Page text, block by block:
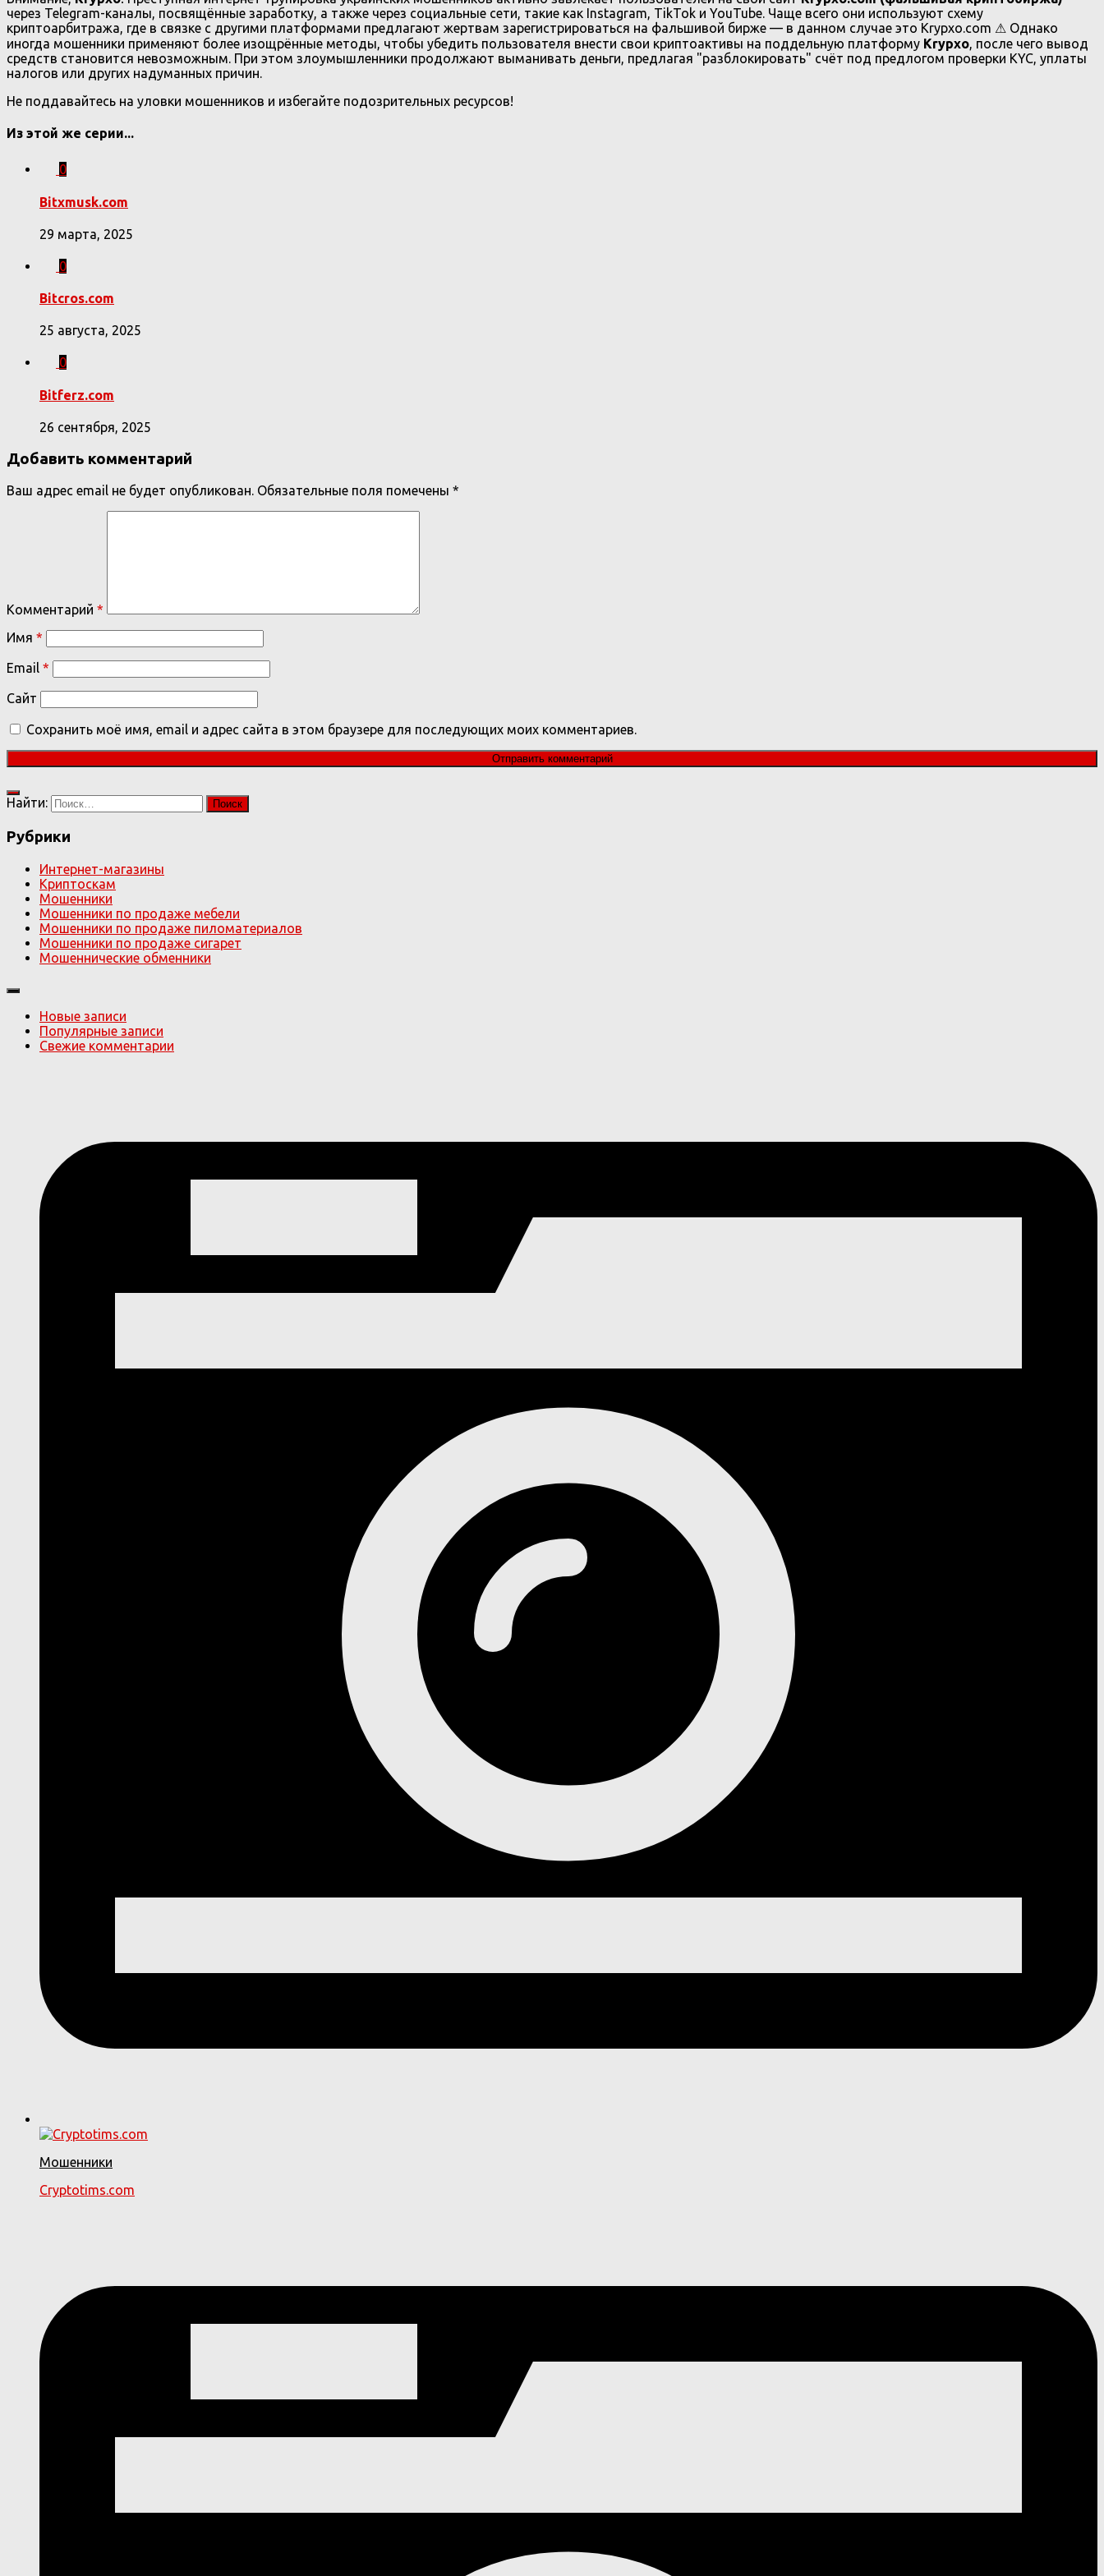
через Telegram-каналы, посвящённые заработку, а также через социальные сети, такие как Instagram, TikTok и YouTube. Чаще всего они используют схему
криптоарбитража, где в связке с другими платформами предлагают жертвам зарегистрироваться на фальшивой бирже — в данном случае это Krypxo.com ⚠ Однако
иногда мошенники применяют более изощрённые методы, чтобы убедить пользователя внести свои криптоактивы на поддельную платформу Krypxo, после чего вывод
средств становится невозможным. При этом злоумышленники продолжают выманивать деньги, предлагая "разблокировать" счёт под предлогом проверки KYC, уплаты
налогов или других надуманных причин.
Не поддавайтесь на уловки мошенников и избегайте подозрительных ресурсов!
Из этой же серии...
0
Bitxmusk.com
29 марта, 2025
0
Bitcros.com
25 августа, 2025
0
Bitferz.com
26 сентября, 2025
Добавить комментарий
Ваш адрес email не будет опубликован. Обязательные поля помечены *
Комментарий *
Имя *
Email *
Сайт
Сохранить моё имя, email и адрес сайта в этом браузере для последующих моих комментариев.
Найти:
Рубрики
Интернет-магазины
Криптоскам
Мошенники
Мошенники по продаже мебели
Мошенники по продаже пиломатериалов
Мошенники по продаже сигарет
Мошеннические обменники
Новые записи
Популярные записи
Свежие комментарии
Мошенники
Cryptotims.com